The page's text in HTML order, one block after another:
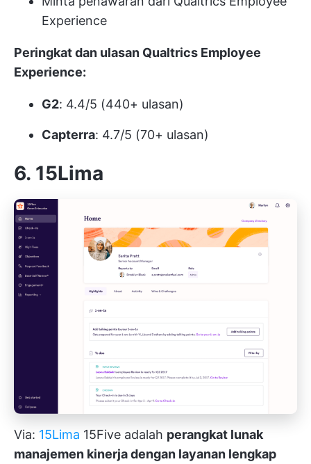
Experience
Peringkat dan ulasan Qualtrics Employee
Experience:
G2: 4.4/5 (440+ ulasan)
Capterra: 4.7/5 (70+ ulasan)
6. 15Lima
Via: 15Lima 15Five adalah perangkat lunak
manajemen kinerja dengan layanan lengkap